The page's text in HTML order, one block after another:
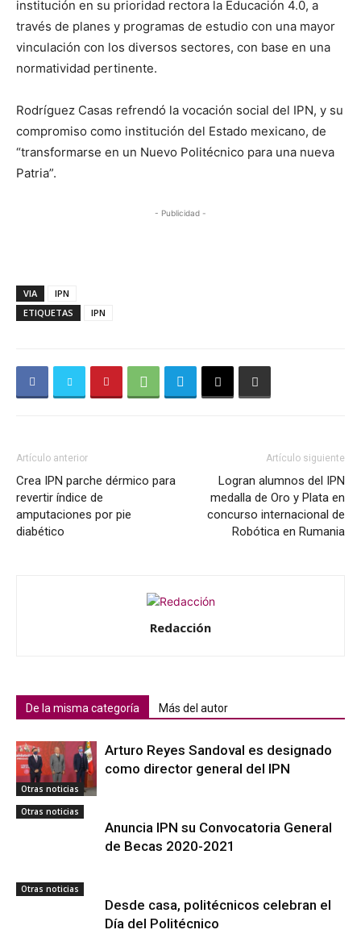
institución en su prioridad rectora la Educación 4.0, a
través de planes y programas de estudio con una mayor
vinculación con los diversos sectores, con base en una
normatividad pertinente.
Rodríguez Casas refrendó la vocación social del IPN, y su
compromiso como institución del Estado mexicano, de
“transformarse en un Nuevo Politécnico para una nueva
Patria”.
- Publicidad -
VIA
IPN
ETIQUETAS
IPN
Artículo anterior
Crea IPN parche dérmico para
revertir índice de
amputaciones por pie
diabético
Artículo siguiente
Logran alumnos del IPN
medalla de Oro y Plata en
concurso internacional de
Robótica en Rumania
Redacción
De la misma categoría Más del autor
Otras noticias
Arturo Reyes Sandoval es designado
como director general del IPN
Otras noticias
Anuncia IPN su Convocatoria General
de Becas 2020-2021
Otras noticias
Desde casa, politécnicos celebran el
Día del Politécnico